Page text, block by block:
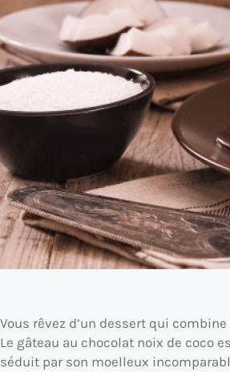
Vous rêvez d’un dessert qui combine
Le gâteau au chocolat noix de coco
séduit par son moelleux